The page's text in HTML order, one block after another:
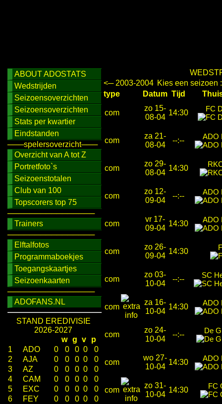
ABOUT ADOSTATS
Wedstrijden
Seizoensoverzichten
Seizoensoverzichten
Stats per kwartier
Eindstanden
───spelersoverzicht───
Overzicht van A tot Z
Portretfoto`s
Seizoenstotalen
Club van 100
Topscorers top 75
────────────────
Trainers
────────────────
Elftalfotos
Programmaboekjes
Toegangskaartjes
Seizoenkaarten
────────────────
ADOFANS.NL
STAND EREDIVISIE
2026-2027
w g v
p
1
ADO 0 0 0 0
0
2
AJA 0 0 0 0
0
3
AZ 0 0 0 0
0
4
CAM 0 0 0 0
0
5
EXC 0 0 0 0
0
6
FEY 0 0 0 0
0
<─ 2003-2004 Kies een seizoen
type
Datum Tijd
com
zo 15-
08-04
14:30 FC
com
za 21-
08-04
--:-- ADO
com
zo 29-
08-04
14:30
com
zo 12-
09-04
--:-- ADO
com
vr 17-
09-04
14:30 ADO
com
zo 26-
09-04
14:30
com
zo 03-
10-04
--:-- SC
com
za 16-
10-04
14:30 ADO
com
zo 24-
10-04
--:-- De
com
wo 27-
10-04
14:30 ADO
com
zo 31-
10-04
14:30 FC